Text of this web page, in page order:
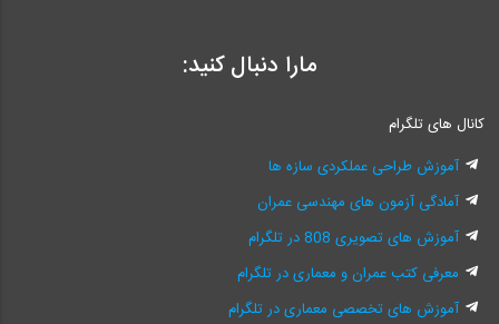
مارا دنبال کنید:
کانال های تلگرام
آموزش طراحی عملکردی سازه ها
آمادگی آزمون های مهندسی عمران
آموزش های تصویری 808 در تلگرام
معرفی کتب عمران و معماری در تلگرام
آموزش های تخصصی معماری در تلگرام